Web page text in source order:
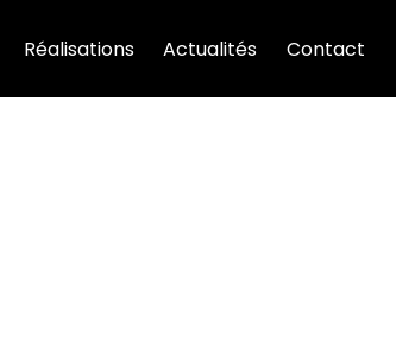
Réalisations Actualités Contact